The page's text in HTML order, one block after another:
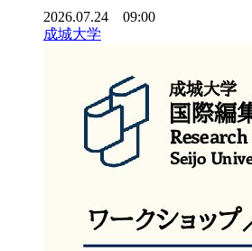
2026.07.24 09:00
成城大学